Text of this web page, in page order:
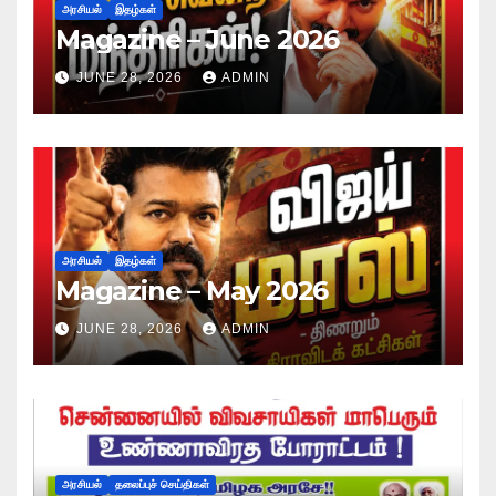
அரசியல் இதழ்கள்
Magazine – June 2026
JUNE 28, 2026 ADMIN
அரசியல் இதழ்கள்
Magazine – May 2026
JUNE 28, 2026 ADMIN
அரசியல் தலைப்புச் செய்திகள்